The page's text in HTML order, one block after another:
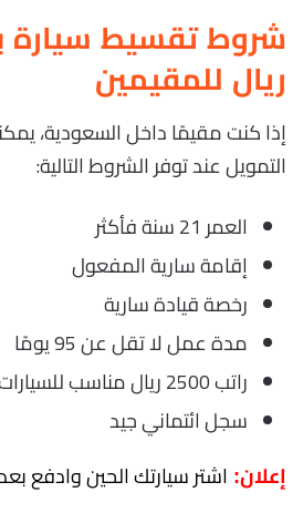
ريال للمقيمين
إذا كنت مقيمًا داخل السعودية،
التمويل عند توفر الشروط التالية:
العمر 21 سنة فأكثر
إقامة سارية المفعول
رخصة قيادة سارية
مدة عمل لا تقل عن 95 يومًا
راتب 2500 ريال مناسب للسيارات
سجل ائتماني جيد
إعلان: اشتر سيارتك الحين وادفع